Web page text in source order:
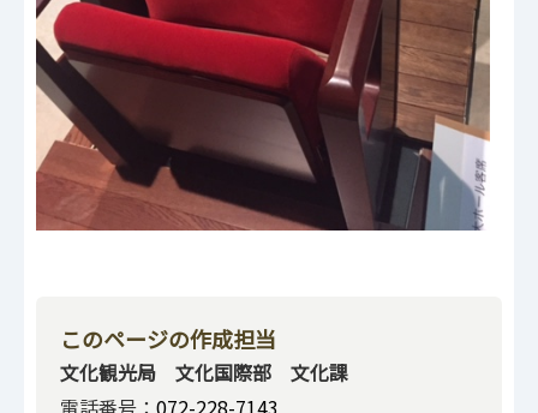
このページの作成担当
文化観光局 文化国際部 文化課
電話番号： 072-228-7143